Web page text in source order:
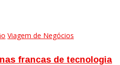
Viagem de Negócios
francas de tecnologia